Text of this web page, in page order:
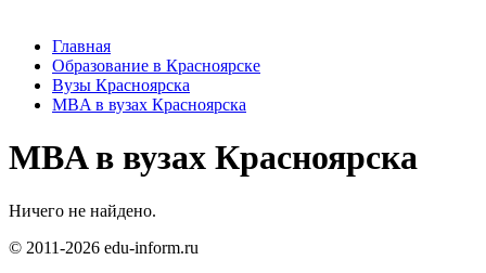
Главная
Образование в Красноярске
Вузы Красноярска
MBA в вузах Красноярска
MBA в вузах Красноярска
Ничего не найдено.
© 2011-2026 edu-inform.ru